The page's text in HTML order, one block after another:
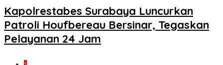
Kapolrestabes Surabaya Luncurkan
Patroli Houfbereau Bersinar, Tegaskan
Pelayanan 24 Jam